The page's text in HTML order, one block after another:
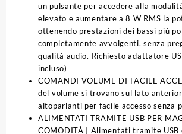
un pulsante per accedere alla
elevato e aumentare a 8 W RMS la
ottenendo prestazioni dei bassi più
completamente avvolgenti, senza
qualità audio. Richiesto adattatore
incluso)
COMANDI VOLUME DI FACILE
del volume si trovano sul lato
altoparlanti per facile accesso senza
ALIMENTATI TRAMITE USB PER
COMODITÀ | Alimentati tramite USB